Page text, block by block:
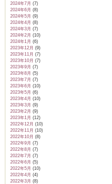
2024年7月 (7)
2024年6月 (8)
2024年5月 (9)
2024年4月 (8)
2024年3月 (7)
2024年2月 (10)
2024年1月 (6)
2023年12月 (9)
2023年11月 (7)
2023年10月 (7)
2023年9月 (7)
2023年8月 (5)
2023年7月 (7)
2023年6月 (10)
2023年5月 (6)
2023年4月 (10)
2023年3月 (9)
2023年2月 (9)
2023年1月 (12)
2022年12月 (10)
2022年11月 (10)
2022年10月 (8)
2022年9月 (7)
2022年8月 (7)
2022年7月 (7)
2022年6月 (5)
2022年5月 (10)
2022年4月 (4)
2022年3月 (8)